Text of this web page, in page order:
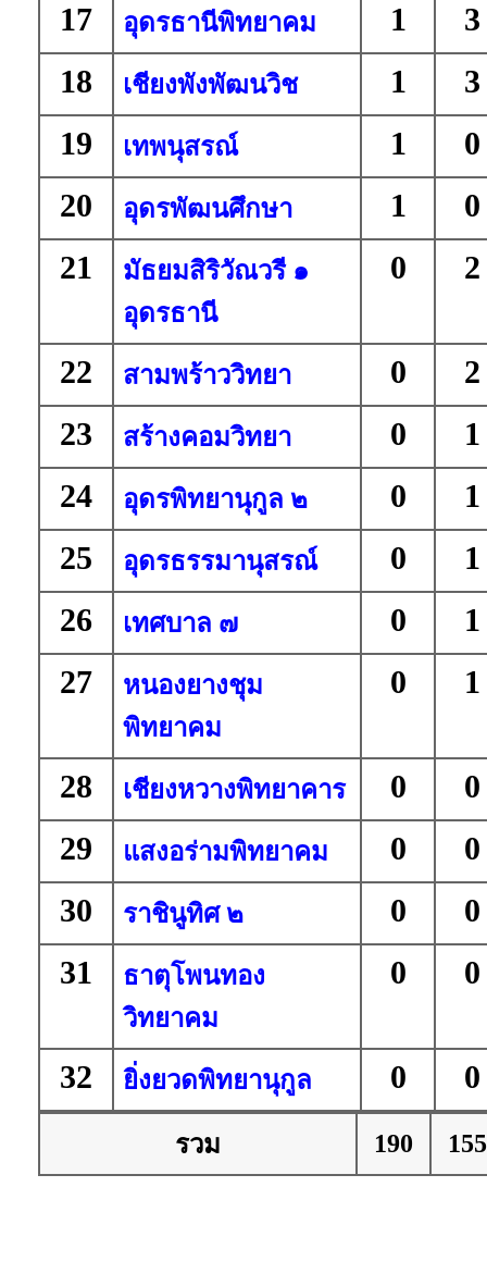
17
อุดรธานีพิทยาคม 1
3
18
เชียงพังพัฒนวิช 1
3
19
เทพนุสรณ์ 1
0
20
อุดรพัฒนศึกษา 1
0
21
มัธยมสิริวัณวรี ๑
อุดรธานี
0 2
22 สามพร้าววิทยา 0
2
23
สร้างคอมวิทยา 0
1
24
อุดรพิทยานุกูล ๒ 0
1
25
อุดรธรรมานุสรณ์ 0
1
26
เทศบาล ๗ 0
1
27
หนองยางชุม
พิทยาคม
0 1
28 เชียงหวางพิทยาคาร 0
0
29
แสงอร่ามพิทยาคม 0
0
30
ราชินูทิศ ๒ 0
0
31
ธาตุโพนทอง
วิทยาคม
0 0
32 ยิ่งยวดพิทยานุกูล 0 0
รวม 190 155